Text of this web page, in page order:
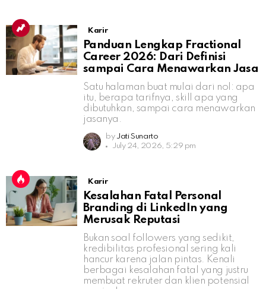
Karir
Panduan Lengkap Fractional
Career 2026: Dari Definisi
sampai Cara Menawarkan Jasa
Satu halaman buat mulai dari nol: apa
itu, berapa tarifnya, skill apa yang
dibutuhkan, sampai cara menawarkan
jasanya.
by Jati Sunarto
July 24, 2026, 5:29 pm
Karir
Kesalahan Fatal Personal
Branding di LinkedIn yang
Merusak Reputasi
Bukan soal followers yang sedikit,
kredibilitas profesional sering kali
hancur karena jalan pintas. Kenali
berbagai kesalahan fatal yang justru
membuat rekruter dan klien potensial